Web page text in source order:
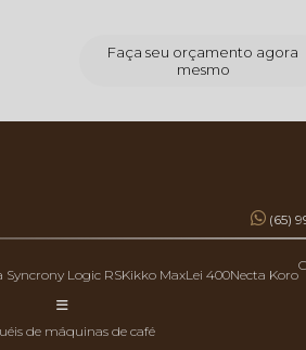
Faça seu orçamento agora
mesmo
(65)
Syncrony Logic RS Kikko Max Lei 400 Necta Koro
de máquinas de café